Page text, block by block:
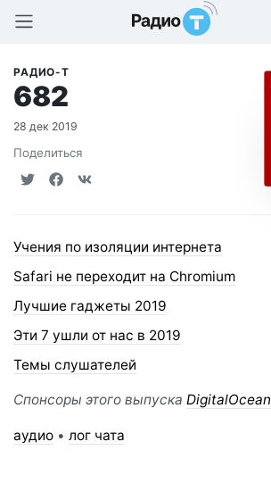
Радио-Т Подкаст
РАДИО-Т
682
28 дек 2019
Поделиться
Учения по изоляции интернета
Safari не переходит на Chromium
Лучшие гаджеты 2019
Эти 7 ушли от нас в 2019
Темы слушателей
Спонсоры этого выпуска DigitalOcean
аудио • лог чата